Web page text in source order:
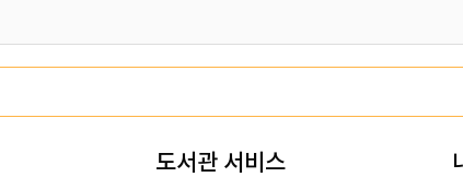
도서관 서비스